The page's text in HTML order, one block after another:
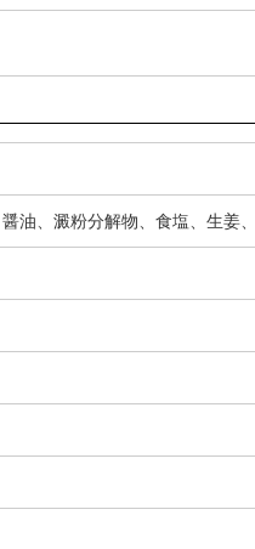
油、澱粉分解物、食塩、生姜